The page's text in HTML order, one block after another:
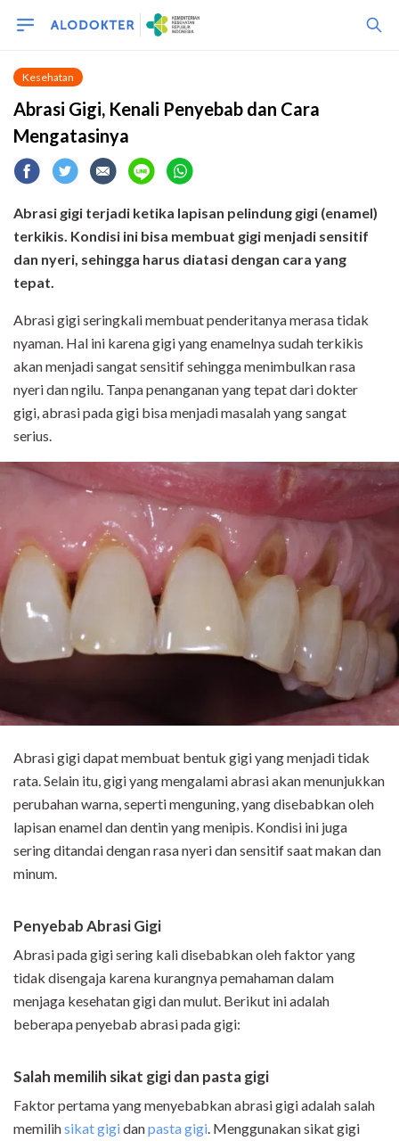
Kesehatan
Abrasi Gigi, Kenali Penyebab dan Cara
Mengatasinya
Abrasi gigi terjadi ketika lapisan pelindung gigi (enamel)
terkikis. Kondisi ini bisa membuat gigi menjadi sensitif
dan nyeri, sehingga harus diatasi dengan cara yang
tepat.
Abrasi gigi seringkali membuat penderitanya merasa tidak
nyaman. Hal ini karena gigi yang enamelnya sudah terkikis
akan menjadi sangat sensitif sehingga menimbulkan rasa
nyeri dan ngilu. Tanpa penanganan yang tepat dari dokter
gigi, abrasi pada gigi bisa menjadi masalah yang sangat
serius.
Abrasi gigi dapat membuat bentuk gigi yang menjadi tidak
rata. Selain itu, gigi yang mengalami abrasi akan menunjukkan
perubahan warna, seperti menguning, yang disebabkan oleh
lapisan enamel dan dentin yang menipis. Kondisi ini juga
sering ditandai dengan rasa nyeri dan sensitif saat makan dan
minum.
Penyebab Abrasi Gigi
Abrasi pada gigi sering kali disebabkan oleh faktor yang
tidak disengaja karena kurangnya pemahaman dalam
menjaga kesehatan gigi dan mulut. Berikut ini adalah
beberapa penyebab abrasi pada gigi:
Salah memilih sikat gigi dan pasta gigi
Faktor pertama yang menyebabkan abrasi gigi adalah salah
memilihsikat gigidanpasta gigi . Menggunakan sikat gigi